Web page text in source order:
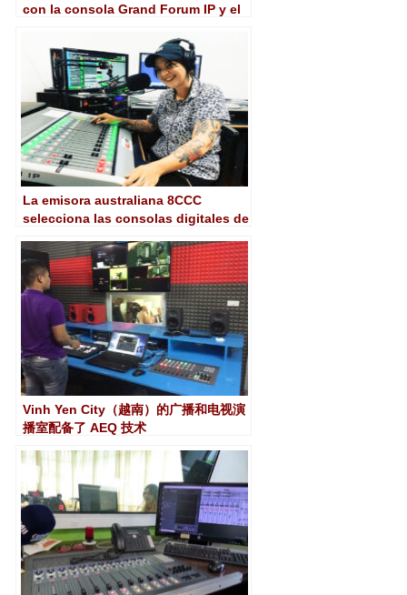
con la consola Grand Forum IP y el
La emisora australiana 8CCC
selecciona las consolas digitales de
Vinh Yen City（越南）的广播和电视演
播室配备了 AEQ 技术